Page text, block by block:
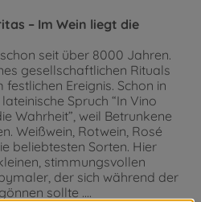
– Im Wein liegt die
seit über 8000 Jahren.
gesellschaftlichen Rituals
Ereignis. Schon in
Spruch “In Vino
Wahrheit”, weil Betrunkene
Weißwein, Rotwein, Rosé
beliebtesten Sorten. Hier
stimmungsvollen
der sich während der
sollte ....